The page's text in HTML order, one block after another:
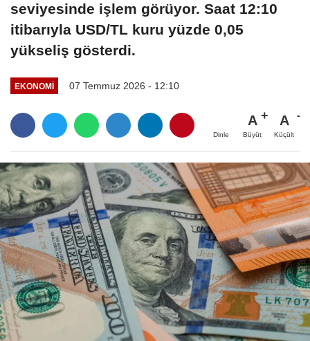
seviyesinde işlem görüyor. Saat 12:10
itibarıyla USD/TL kuru yüzde 0,05
yükseliş gösterdi.
EKONOMI 07 Temmuz 2026 - 12:10
Dinle
A
Büyüt
A
Küçült